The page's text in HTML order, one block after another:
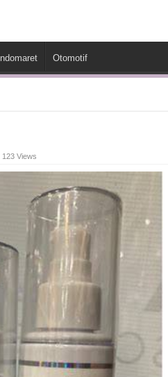
Indomaret Otomotif
123 Views